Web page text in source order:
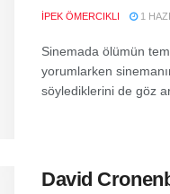
İPEK ÖMERCIKLI 1
Sinemada ölümün
yorumlarken
söylediklerini de göz
David